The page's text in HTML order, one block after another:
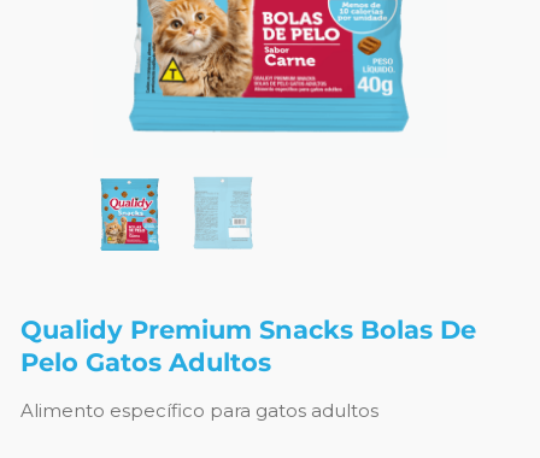
Qualidy Premium Snacks Bolas De
Pelo Gatos Adultos
Alimento específico para gatos adultos